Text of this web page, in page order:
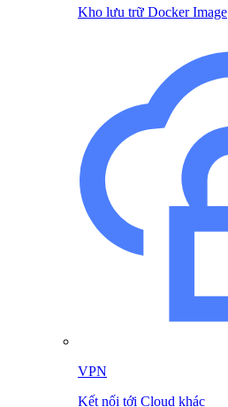
Kho lưu trữ Docker Image
VPN
Kết nối tới Cloud khác